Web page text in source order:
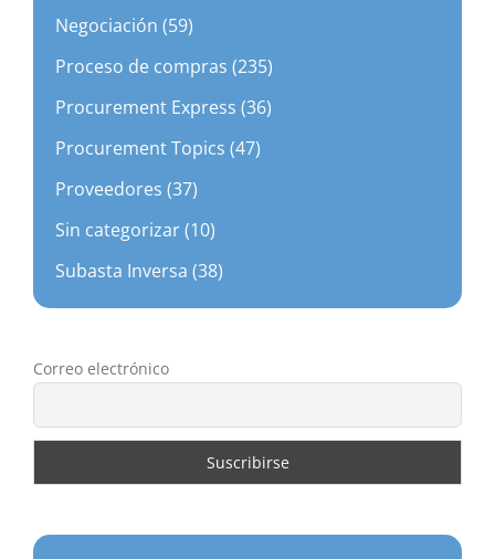
Negociación (59)
Proceso de compras (235)
Procurement Express (36)
Procurement Topics (47)
Proveedores (37)
Sin categorizar (10)
Subasta Inversa (38)
Correo electrónico